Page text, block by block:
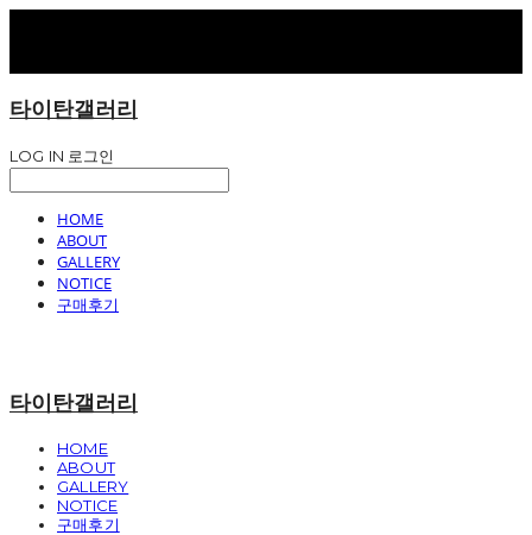
타이탄갤러리
LOG IN 로그인
HOME
ABOUT
GALLERY
NOTICE
구매후기
타이탄갤러리
HOME
ABOUT
GALLERY
NOTICE
구매후기